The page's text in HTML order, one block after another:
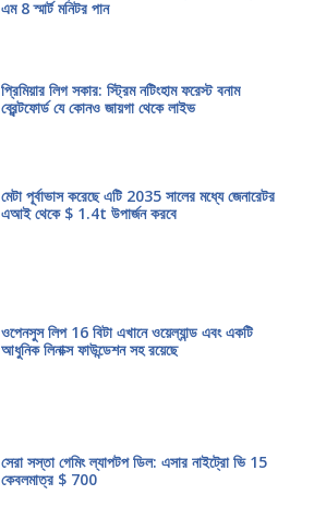
এম 8 স্মার্ট মনিটর পান
প্রিমিয়ার লিগ সকার: স্ট্রিম নটিংহাম ফরেস্ট বনাম
ব্রেন্টফোর্ড যে কোনও জায়গা থেকে লাইভ
মেটা পূর্বাভাস করেছে এটি 2035 সালের মধ্যে জেনারেটর
এআই থেকে $ 1.4t উপার্জন করবে
ওপেনসুস লিপ 16 বিটা এখানে ওয়েল্যান্ড এবং একটি
আধুনিক লিনাক্স ফাউন্ডেশন সহ রয়েছে
সেরা সস্তা গেমিং ল্যাপটপ ডিল: এসার নাইট্রো ভি 15
কেবলমাত্র $ 700